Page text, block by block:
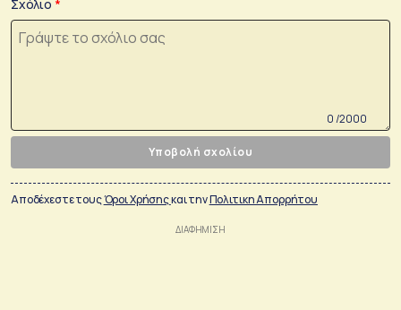
Σχόλιο
0 /2000
Υποβολή σχολίου
Αποδέχεστε τουςΌροι Χρήσηςκαι τηνΠολιτικη Απορρήτου